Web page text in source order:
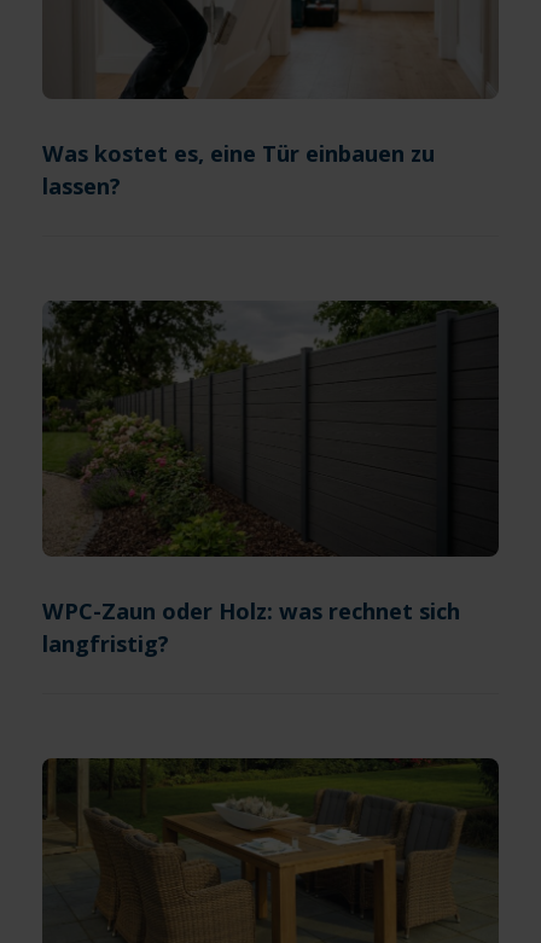
Was kostet es, eine Tür einbauen zu
lassen?
WPC-Zaun oder Holz: was rechnet sich
langfristig?